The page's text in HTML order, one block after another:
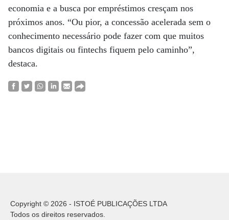
economia e a busca por empréstimos cresçam nos
próximos anos. “Ou pior, a concessão acelerada sem o
conhecimento necessário pode fazer com que muitos
bancos digitais ou fintechs fiquem pelo caminho”,
destaca.
Copyright © 2026 - ISTOÉ PUBLICAÇÕES LTDA
Todos os direitos reservados.